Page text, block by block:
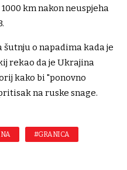
km nakon neuspjeha
o napadima kada je
rekao da je Ukrajina
kako bi "ponovno
na ruske snage.
#GRANICA